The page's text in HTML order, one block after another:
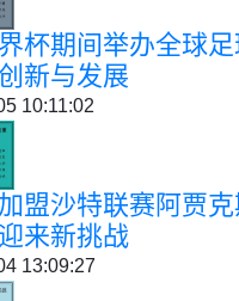
杯期间举办全球
新与发展
10:11:02
盟沙特联赛阿贾
来新挑战
13:09:27